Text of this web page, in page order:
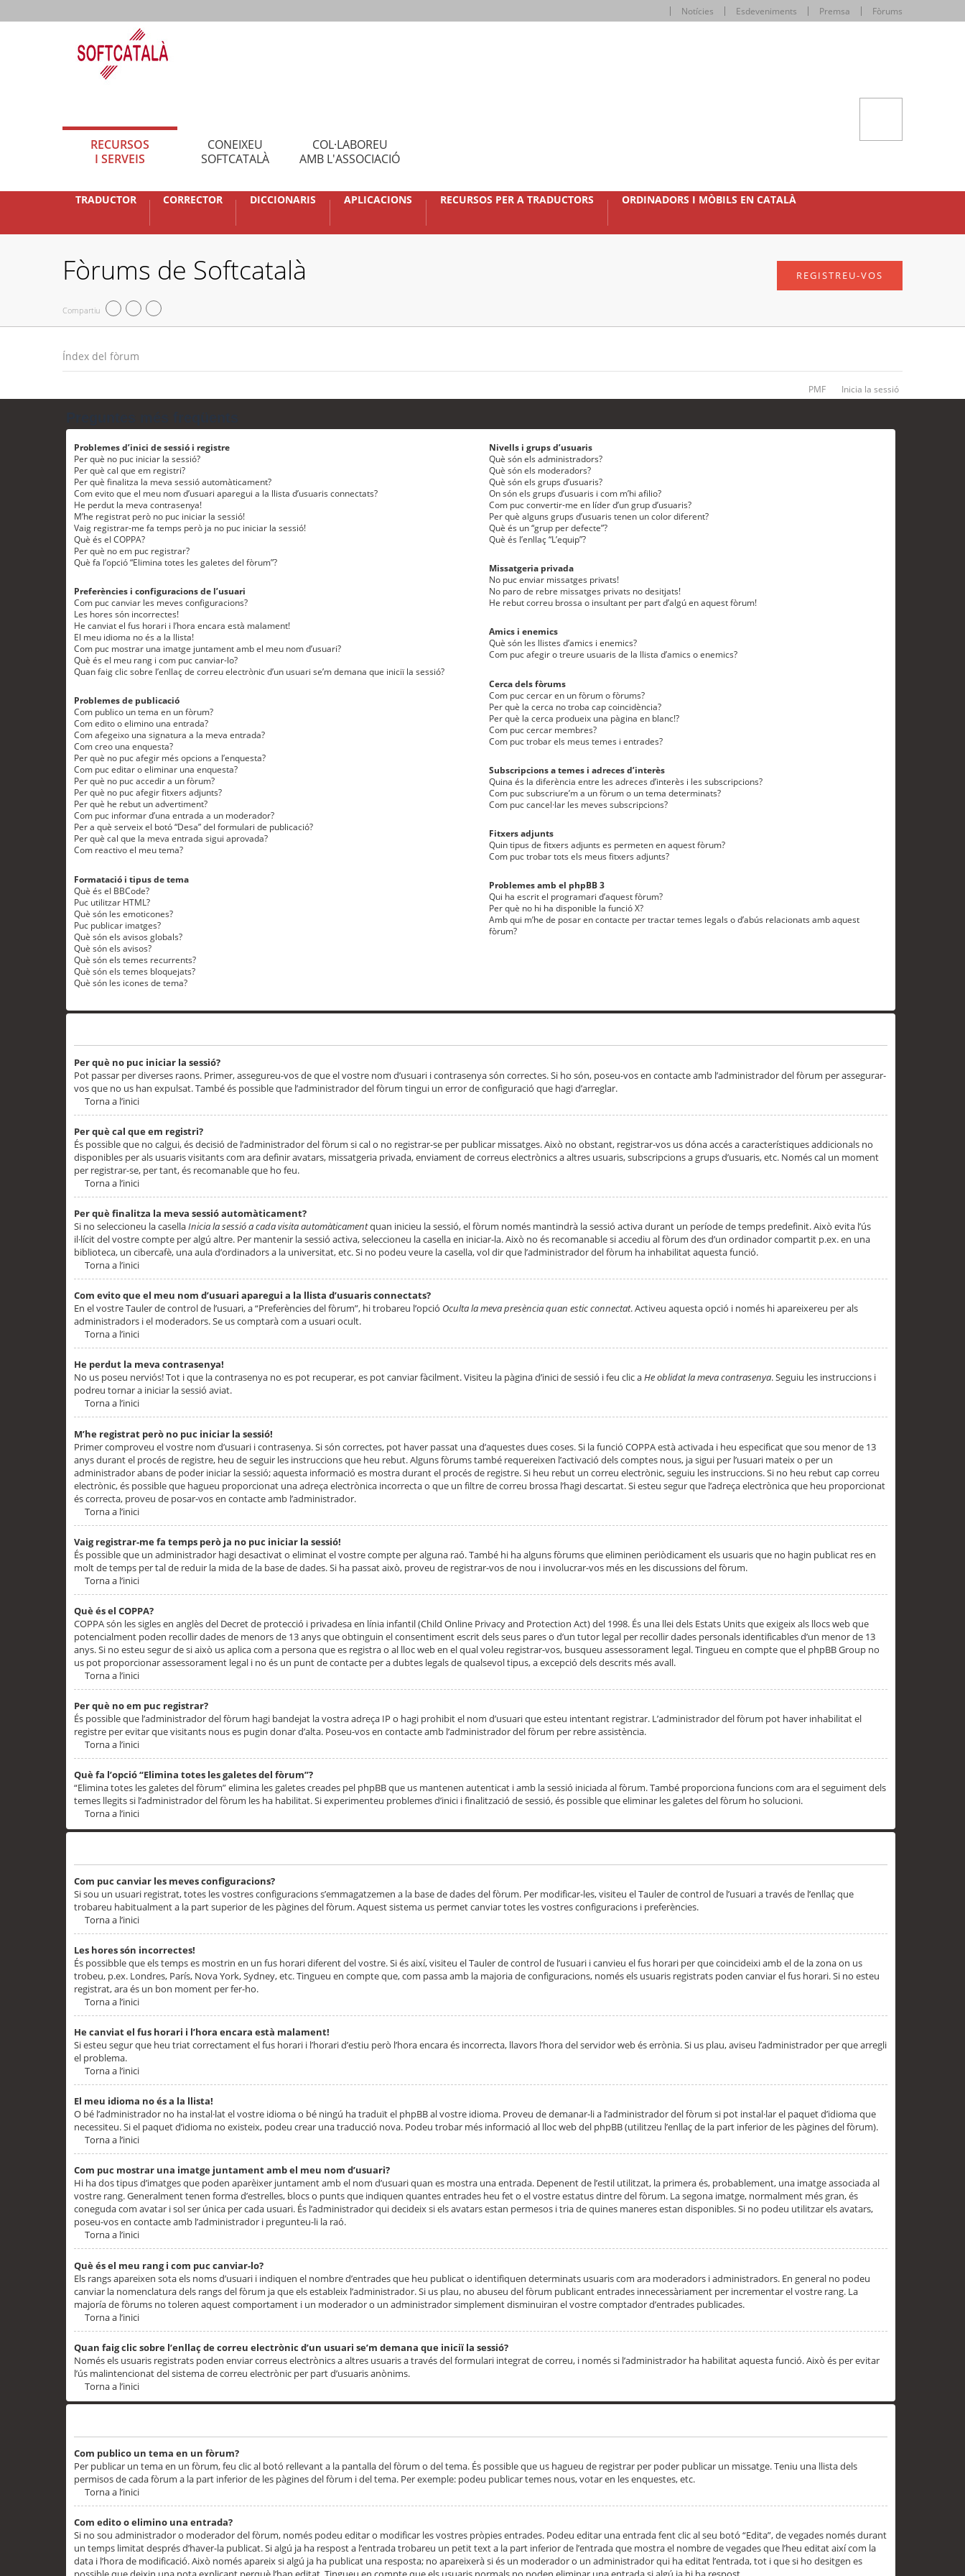
Notícies Esdeveniments Premsa Fòrums
RECURSOS
I SERVEIS
CONEIXEU
SOFTCATALÀ
COL·LABOREU
AMB L'ASSOCIACIÓ
TRADUCTOR CORRECTOR DICCIONARIS APLICACIONS RECURSOS PER A TRADUCTORS ORDINADORS I MÒBILS EN CATALÀ
Fòrums de Softcatalà
Compartiu
REGISTREU-VOS
Índex del fòrum
PMF Inicia la sessió
Problemes d’inici de sessió i registre
Per què no puc iniciar la sessió?
Per què cal que em registri?
Per què finalitza la meva sessió automàticament?
Com evito que el meu nom d’usuari aparegui a la llista d’usuaris connectats?
He perdut la meva contrasenya!
M’he registrat però no puc iniciar la sessió!
Vaig registrar-me fa temps però ja no puc iniciar la sessió!
Què és el COPPA?
Per què no em puc registrar?
Què fa l’opció “Elimina totes les galetes del fòrum”?
Preferències i configuracions de l’usuari
Com puc canviar les meves configuracions?
Les hores són incorrectes!
He canviat el fus horari i l’hora encara està malament!
El meu idioma no és a la llista!
Com puc mostrar una imatge juntament amb el meu nom d’usuari?
Què és el meu rang i com puc canviar-lo?
Quan faig clic sobre l’enllaç de correu electrònic d’un usuari se’m demana que iniciï la sessió?
Problemes de publicació
Com publico un tema en un fòrum?
Com edito o elimino una entrada?
Com afegeixo una signatura a la meva entrada?
Com creo una enquesta?
Per què no puc afegir més opcions a l’enquesta?
Com puc editar o eliminar una enquesta?
Per què no puc accedir a un fòrum?
Per què no puc afegir fitxers adjunts?
Per què he rebut un advertiment?
Com puc informar d’una entrada a un moderador?
Per a què serveix el botó “Desa” del formulari de publicació?
Per què cal que la meva entrada sigui aprovada?
Com reactivo el meu tema?
Formatació i tipus de tema
Què és el BBCode?
Puc utilitzar HTML?
Què són les emoticones?
Puc publicar imatges?
Què són els avisos globals?
Què són els avisos?
Què són els temes recurrents?
Què són els temes bloquejats?
Què són les icones de tema?
Nivells i grups d’usuaris
Què són els administradors?
Què són els moderadors?
Què són els grups d’usuaris?
On són els grups d’usuaris i com m’hi afilio?
Com puc convertir-me en líder d’un grup d’usuaris?
Per què alguns grups d’usuaris tenen un color diferent?
Què és un “grup per defecte”?
Què és l’enllaç “L’equip”?
Missatgeria privada
No puc enviar missatges privats!
No paro de rebre missatges privats no desitjats!
He rebut correu brossa o insultant per part d’algú en aquest fòrum!
Amics i enemics
Què són les llistes d’amics i enemics?
Com puc afegir o treure usuaris de la llista d’amics o enemics?
Cerca dels fòrums
Com puc cercar en un fòrum o fòrums?
Per què la cerca no troba cap coincidència?
Per què la cerca produeix una pàgina en blanc!?
Com puc cercar membres?
Com puc trobar els meus temes i entrades?
Subscripcions a temes i adreces d’interès
Quina és la diferència entre les adreces d’interès i les subscripcions?
Com puc subscriure’m a un fòrum o un tema determinats?
Com puc cancel·lar les meves subscripcions?
Fitxers adjunts
Quin tipus de fitxers adjunts es permeten en aquest fòrum?
Com puc trobar tots els meus fitxers adjunts?
Problemes amb el phpBB 3
Qui ha escrit el programari d’aquest fòrum?
Per què no hi ha disponible la funció X?
Amb qui m’he de posar en contacte per tractar temes legals o d’abús relacionats amb aquest
fòrum?
Per què no puc iniciar la sessió?
Pot passar per diverses raons. Primer, assegureu-vos de que el vostre nom d’usuari i contrasenya són correctes. Si ho són, poseu-vos en contacte amb l’administrador del fòrum per assegurar-
vos que no us han expulsat. També és possible que l’administrador del fòrum tingui un error de configuració que hagi d’arreglar.
Torna a l’inici
Per què cal que em registri?
És possible que no calgui, és decisió de l’administrador del fòrum si cal o no registrar-se per publicar missatges. Això no obstant, registrar-vos us dóna accés a característiques addicionals no
disponibles per als usuaris visitants com ara definir avatars, missatgeria privada, enviament de correus electrònics a altres usuaris, subscripcions a grups d’usuaris, etc. Només cal un moment
per registrar-se, per tant, és recomanable que ho feu.
Torna a l’inici
Per què finalitza la meva sessió automàticament?
Si no seleccioneu la casellaInicia la sessió a cada visita automàticamentquan inicieu la sessió, el fòrum només mantindrà la sessió activa durant un període de temps predefinit. Això evita l’ús
il·lícit del vostre compte per algú altre. Per mantenir la sessió activa, seleccioneu la casella en iniciar-la. Això no és recomanable si accediu al fòrum des d’un ordinador compartit p.ex. en una
biblioteca, un cibercafè, una aula d’ordinadors a la universitat, etc. Si no podeu veure la casella, vol dir que l’administrador del fòrum ha inhabilitat aquesta funció.
Torna a l’inici
Com evito que el meu nom d’usuari aparegui a la llista d’usuaris connectats?
En el vostre Tauler de control de l’usuari, a “Preferències del fòrum”, hi trobareu l’opció Oculta la meva presència quan estic connectat. Activeu aquesta opció i només hi apareixereu per als
administradors i el moderadors. Se us comptarà com a usuari ocult.
Torna a l’inici
He perdut la meva contrasenya!
No us poseu nerviós! Tot i que la contrasenya no es pot recuperar, es pot canviar fàcilment. Visiteu la pàgina d’inici de sessió i feu clic aHe oblidat la meva contrasenya. Seguiu les instruccions i
podreu tornar a iniciar la sessió aviat.
Torna a l’inici
M’he registrat però no puc iniciar la sessió!
Primer comproveu el vostre nom d’usuari i contrasenya. Si són correctes, pot haver passat una d’aquestes dues coses. Si la funció COPPA està activada i heu especificat que sou menor de 13
anys durant el procés de registre, heu de seguir les instruccions que heu rebut. Alguns fòrums també requereixen l’activació dels comptes nous, ja sigui per l’usuari mateix o per un
administrador abans de poder iniciar la sessió; aquesta informació es mostra durant el procés de registre. Si heu rebut un correu electrònic, seguiu les instruccions. Si no heu rebut cap correu
electrònic, és possible que hagueu proporcionat una adreça electrònica incorrecta o que un filtre de correu brossa l’hagi descartat. Si esteu segur que l’adreça electrònica que heu proporcionat
és correcta, proveu de posar-vos en contacte amb l’administrador.
Torna a l’inici
Vaig registrar-me fa temps però ja no puc iniciar la sessió!
És possible que un administrador hagi desactivat o eliminat el vostre compte per alguna raó. També hi ha alguns fòrums que eliminen periòdicament els usuaris que no hagin publicat res en
molt de temps per tal de reduir la mida de la base de dades. Si ha passat això, proveu de registrar-vos de nou i involucrar-vos més en les discussions del fòrum.
Torna a l’inici
Què és el COPPA?
COPPA són les sigles en anglès del Decret de protecció i privadesa en línia infantil (Child Online Privacy and Protection Act) del 1998. És una llei dels Estats Units que exigeix als llocs web que
potencialment poden recollir dades de menors de 13 anys que obtinguin el consentiment escrit dels seus pares o d’un tutor legal per recollir dades personals identificables d’un menor de 13
anys. Si no esteu segur de si això us aplica com a persona que es registra o al lloc web en el qual voleu registrar-vos, busqueu assessorament legal. Tingueu en compte que el phpBB Group no
us pot proporcionar assessorament legal i no és un punt de contacte per a dubtes legals de qualsevol tipus, a excepció dels descrits més avall.
Torna a l’inici
Per què no em puc registrar?
És possible que l’administrador del fòrum hagi bandejat la vostra adreça IP o hagi prohibit el nom d’usuari que esteu intentant registrar. L’administrador del fòrum pot haver inhabilitat el
registre per evitar que visitants nous es pugin donar d’alta. Poseu-vos en contacte amb l’administrador del fòrum per rebre assistència.
Torna a l’inici
Què fa l’opció “Elimina totes les galetes del fòrum”?
“Elimina totes les galetes del fòrum” elimina les galetes creades pel phpBB que us mantenen autenticat i amb la sessió iniciada al fòrum. També proporciona funcions com ara el seguiment dels
temes llegits si l’administrador del fòrum les ha habilitat. Si experimenteu problemes d’inici i finalització de sessió, és possible que eliminar les galetes del fòrum ho solucioni.
Torna a l’inici
Com puc canviar les meves configuracions?
Si sou un usuari registrat, totes les vostres configuracions s’emmagatzemen a la base de dades del fòrum. Per modificar-les, visiteu el Tauler de control de l’usuari a través de l’enllaç que
trobareu habitualment a la part superior de les pàgines del fòrum. Aquest sistema us permet canviar totes les vostres configuracions i preferències.
Torna a l’inici
Les hores són incorrectes!
És possibble que els temps es mostrin en un fus horari diferent del vostre. Si és així, visiteu el Tauler de control de l’usuari i canvieu el fus horari per que coincideixi amb el de la zona on us
trobeu, p.ex. Londres, París, Nova York, Sydney, etc. Tingueu en compte que, com passa amb la majoria de configuracions, només els usuaris registrats poden canviar el fus horari. Si no esteu
registrat, ara és un bon moment per fer-ho.
Torna a l’inici
He canviat el fus horari i l’hora encara està malament!
Si esteu segur que heu triat correctament el fus horari i l’horari d’estiu però l’hora encara és incorrecta, llavors l’hora del servidor web és errònia. Si us plau, aviseu l’administrador per que arregli
el problema.
Torna a l’inici
El meu idioma no és a la llista!
O bé l’administrador no ha instal·lat el vostre idioma o bé ningú ha traduït el phpBB al vostre idioma. Proveu de demanar-li a l’administrador del fòrum si pot instal·lar el paquet d’idioma que
necessiteu. Si el paquet d’idioma no existeix, podeu crear una traducció nova. Podeu trobar més informació al lloc web del phpBB (utilitzeu l’enllaç de la part inferior de les pàgines del fòrum).
Torna a l’inici
Com puc mostrar una imatge juntament amb el meu nom d’usuari?
Hi ha dos tipus d’imatges que poden aparèixer juntament amb el nom d’usuari quan es mostra una entrada. Depenent de l’estil utilitzat, la primera és, probablement, una imatge associada al
vostre rang. Generalment tenen forma d’estrelles, blocs o punts que indiquen quantes entrades heu fet o el vostre estatus dintre del fòrum. La segona imatge, normalment més gran, és
coneguda com avatar i sol ser única per cada usuari. És l’administrador qui decideix si els avatars estan permesos i tria de quines maneres estan disponibles. Si no podeu utilitzar els avatars,
poseu-vos en contacte amb l’administrador i pregunteu-li la raó.
Torna a l’inici
Què és el meu rang i com puc canviar-lo?
Els rangs apareixen sota els noms d’usuari i indiquen el nombre d’entrades que heu publicat o identifiquen determinats usuaris com ara moderadors i administradors. En general no podeu
canviar la nomenclatura dels rangs del fòrum ja que els estableix l’administrador. Si us plau, no abuseu del fòrum publicant entrades innecessàriament per incrementar el vostre rang. La
majoría de fòrums no toleren aquest comportament i un moderador o un administrador simplement disminuiran el vostre comptador d’entrades publicades.
Torna a l’inici
Quan faig clic sobre l’enllaç de correu electrònic d’un usuari se’m demana que iniciï la sessió?
Només els usuaris registrats poden enviar correus electrònics a altres usuaris a través del formulari integrat de correu, i només si l’administrador ha habilitat aquesta funció. Això és per evitar
l’ús malintencionat del sistema de correu electrònic per part d’usuaris anònims.
Torna a l’inici
Com publico un tema en un fòrum?
Per publicar un tema en un fòrum, feu clic al botó rellevant a la pantalla del fòrum o del tema. És possible que us hagueu de registrar per poder publicar un missatge. Teniu una llista dels
permisos de cada fòrum a la part inferior de les pàgines del fòrum i del tema. Per exemple: podeu publicar temes nous, votar en les enquestes, etc.
Torna a l’inici
Com edito o elimino una entrada?
Si no sou administrador o moderador del fòrum, només podeu editar o modificar les vostres pròpies entrades. Podeu editar una entrada fent clic al seu botó “Edita”, de vegades només durant
un temps limitat després d’haver-la publicat. Si algú ja ha respost a l’entrada trobareu un petit text a la part inferior de l’entrada que mostra el nombre de vegades que l’heu editat així com la
data i l’hora de modificació. Això només apareix si algú ja ha publicat una resposta; no apareixerà si és un moderador o un administrador qui ha editat l’entrada, tot i que si ho desitgen es